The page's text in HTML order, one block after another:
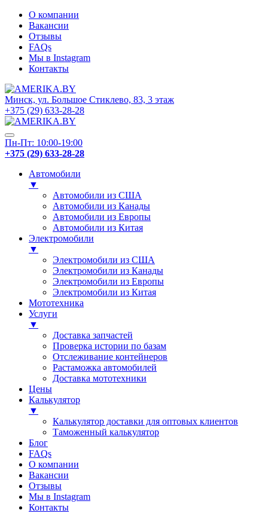
О компании
Вакансии
Отзывы
FAQs
Мы в Instagram
Контакты
Минск, ул. Большое Стиклево, 83, 3 этаж
+375 (29) 633-28-28
Пн-Пт: 10:00-19:00
+375 (29) 633-28-28
Автомобили
▼
Автомобили из США
Автомобили из Канады
Автомобили из Европы
Автомобили из Китая
Электромобили
▼
Электромобили из США
Электромобили из Канады
Электромобили из Европы
Электромобили из Китая
Мототехника
Услуги
▼
Доставка запчастей
Проверка истории по базам
Отслеживание контейнеров
Растаможка автомобилей
Доставка мототехники
Цены
Калькулятор
▼
Калькулятор доставки для оптовых клиентов
Таможенный калькулятор
Блог
FAQs
О компании
Вакансии
Отзывы
Мы в Instagram
Контакты